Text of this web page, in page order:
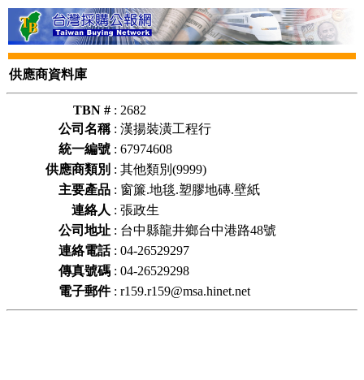
供應商資料庫
TBN # : 2682
公司名稱: 漢揚裝潢工程行
統一編號 : 67974608
供應商類別 : 其他類別(9999)
主要產品 : 窗簾.地毯.塑膠地磚.壁紙
連絡人 : 張政生
公司地址 : 台中縣龍井鄉台中港路48號
連絡電話: 04-26529297
傳真號碼 : 04-26529298
電子郵件: r159.r159@msa.hinet.net